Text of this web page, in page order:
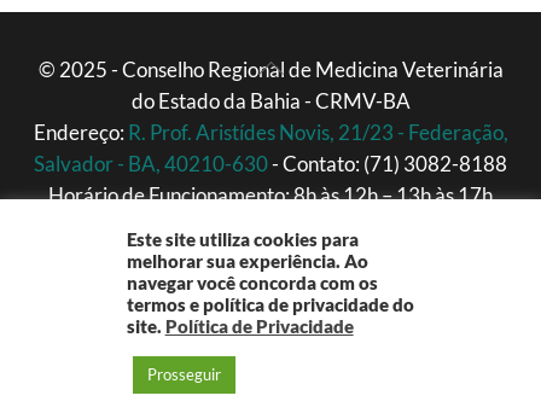
Back
To
Top
© 2025 - Conselho Regional de Medicina Veterinária
do Estado da Bahia - CRMV-BA
Endereço: R. Prof. Aristídes Novis, 21/23 - Federação,
Salvador - BA, 40210-630- Contato: (71) 3082-8188
Horário de Funcionamento: 8h às 12h – 13h às 17h
Este site utiliza cookies para
melhorar sua experiência. Ao
navegar você concorda com os
termos e política de privacidade do
site. Política de Privacidade
Prosseguir